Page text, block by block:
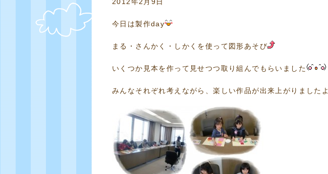
今日は製作day
まる・さんかく・しかくを使って図形あそび
いくつか見本を作って見せつつ取り組んでもらいました
みんなそれぞれ考えながら、楽しい作品が出来上がりましたよ